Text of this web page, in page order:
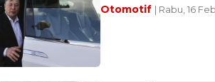
Otomotif | Rabu, 16